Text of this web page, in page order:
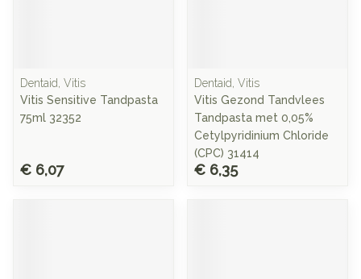
Dentaid, Vitis
Vitis Sensitive Tandpasta
75ml 32352
€ 6,07
Dentaid, Vitis
Vitis Gezond Tandvlees
Tandpasta met 0,05%
Cetylpyridinium Chloride
(CPC) 31414
€ 6,35